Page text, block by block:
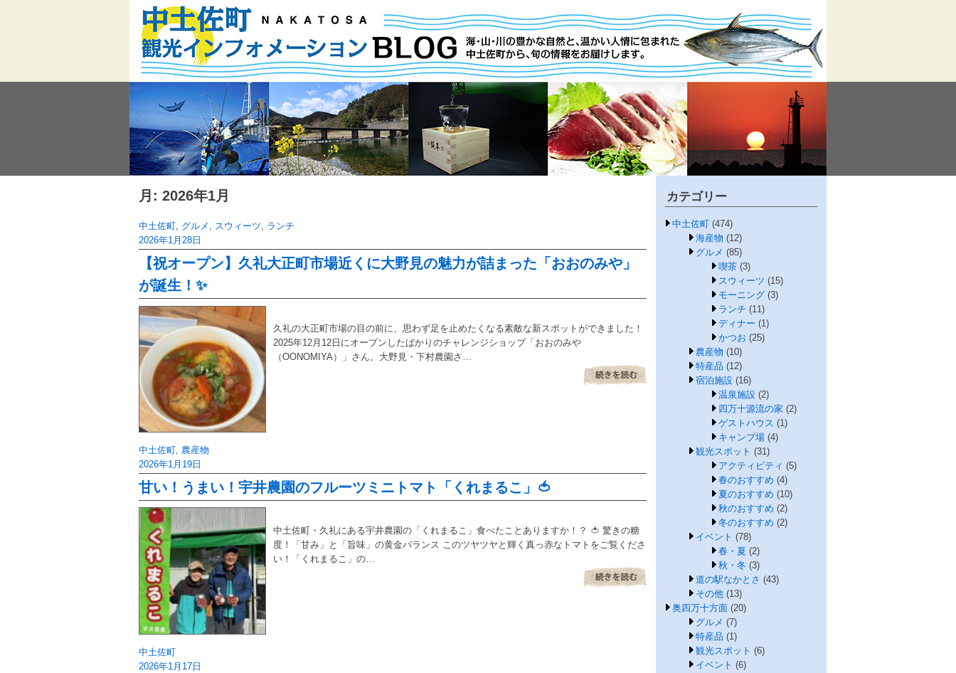
月: 2026年1月
中土佐町, グルメ , スウィーツ, ランチ
2026年1月28日
【祝オープン】久礼大正町市場近くに大野見の魅力が詰まった「おおのみや」
が誕生！✨
久礼の大正町市場の目の前に、思わず足を止めたくなる素敵な新スポットができました！
2025年12月12日にオープンしたばかりのチャレンジショップ「おおのみや
（OONOMIYA）」さん。大野見・下村農園さ…
中土佐町 農産物
2026年1月19日
甘い！うまい！宇井農園のフルーツミニトマト「くれまるこ」🍅
中土佐町・久礼にある宇井農園の「くれまるこ」食べたことありますか！？ 🍅 驚きの糖
度！「甘み」と「旨味」の黄金バランス このツヤツヤと輝く真っ赤なトマトをご覧くださ
い！「くれまるこ」の…
中土佐町
2026年1月17日
カテゴリー
中土佐町 (474)
海産物 (12)
グルメ (85)
喫茶 (3)
スウィーツ (15)
モーニング (3)
ランチ (11)
ディナー (1)
かつお (25)
農産物 (10)
特産品 (12)
宿泊施設(16)
温泉施設 (2)
四万十源流の家 (2)
ゲストハウス (1)
キャンプ場 (4)
観光スポット (31)
アクティビティ (5)
春のおすすめ (4)
夏のおすすめ (10)
秋のおすすめ (2)
冬のおすすめ (2)
イベント (78)
春・夏 (2)
秋・冬 (3)
道の駅なかとさ (43)
その他(13)
奥四万十方面 (20)
グルメ (7)
特産品 (1)
観光スポット (6)
イベント (6)